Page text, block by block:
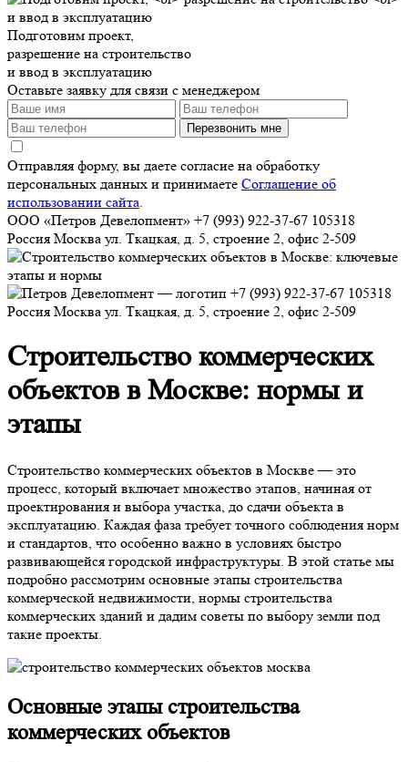
Подготовим проект,
разрешение на строительство
и ввод в эксплуатацию
Оставьте заявку для связи с менеджером
Перезвонить мне
Отправляя форму, вы даете согласие на обработку
персональных данных и принимаете Соглашение об
использовании сайта.
ООО «Петров Девелопмент» +7 (993) 922-37-67 105318
Россия Москва ул. Ткацкая, д. 5, строение 2, офис 2-509
+7 (993) 922-37-67 105318
Россия Москва ул. Ткацкая, д. 5, строение 2, офис 2-509
Строительство коммерческих
объектов в Москве: нормы и
этапы
Строительство коммерческих объектов в Москве — это
процесс, который включает множество этапов, начиная от
проектирования и выбора участка, до сдачи объекта в
эксплуатацию. Каждая фаза требует точного соблюдения норм
и стандартов, что особенно важно в условиях быстро
развивающейся городской инфраструктуры. В этой статье мы
подробно рассмотрим основные этапы строительства
коммерческой недвижимости, нормы строительства
коммерческих зданий и дадим советы по выбору земли под
такие проекты.
Основные этапы строительства
коммерческих объектов